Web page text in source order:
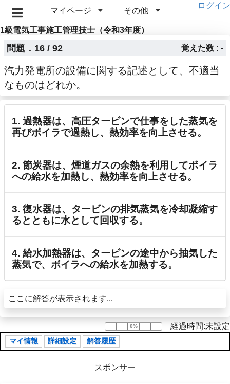
マイページ その他
ログイン
1級電気工事施工管理技士（令和3年度）
問題．16 / 92 覚えた数 : -
汽力発電所の設備に関する記述として、不適当
なものはどれか。
1. 過熱器は、高圧タービンで仕事をした蒸気を
再びボイラで過熱し、熱効率を向上させる。
2. 節炭器は、煙道ガスの余熱を利用してボイラ
への給水を加熱し、熱効率を向上させる。
3. 復水器は、タービンの排気蒸気を冷却凝縮す
るとともに水として回収する。
4. 給水加熱器は、タービンの途中から抽気した
蒸気で、ボイラへの給水を加熱する。
ここに解答が表示されます...
0%
0% 経過時間:未設定
マイ情報 詳細設定 解答履歴
スポンサー